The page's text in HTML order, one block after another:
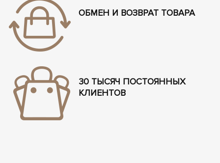
ОБМЕН И ВОЗВРАТ ТОВАРА
30 ТЫСЯЧ ПОСТОЯННЫХ
КЛИЕНТОВ